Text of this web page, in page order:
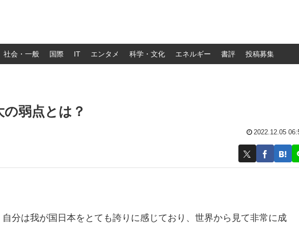
社会・一般 国際 IT エンタメ 科学・文化 エネルギー 書評 投稿募集
弱点とは？
2022.12.05
分は我が国日本をとても誇りに感じており、世界から見て非常に成